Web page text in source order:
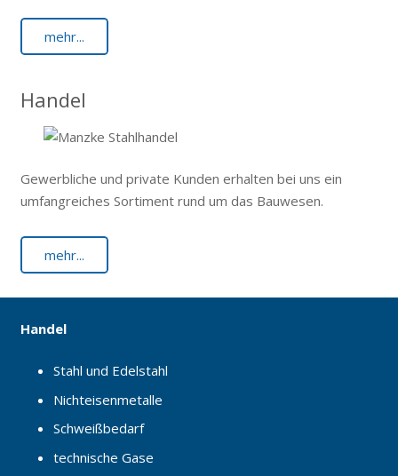
mehr...
Handel
Gewerbliche und private Kunden erhalten bei uns ein
umfangreiches Sortiment rund um das Bauwesen.
mehr...
Handel
Stahl und Edelstahl
Nichteisenmetalle
Schweißbedarf
technische Gase